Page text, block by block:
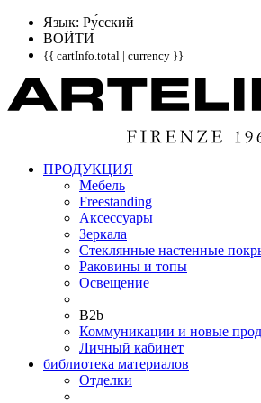
Язык: Pу́сский
ВОЙТИ
{{ cartInfo.total | currency }}
ПРОДУКЦИЯ
Мебель
Freestanding
Аксессуары
Зеркала
Стеклянные настенные
Раковины и топы
Освещение
B2b
Коммуникации и новые
Личный кабинет
библиотека материалов
Отделки